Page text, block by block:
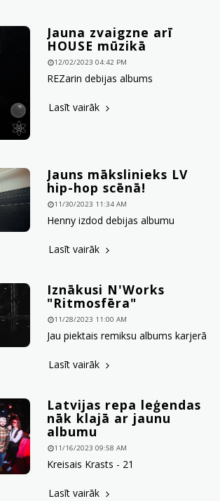
Jauna zvaigzne arī
HOUSE mūzikā
12/02/2023 04:42 PM
REZarin debijas albums
Lasīt vairāk
Jauns mākslinieks LV
hip-hop scēnā!
11/30/2023 11:34 AM
Henny izdod debijas albumu
Lasīt vairāk
Iznākusi N'Works
"Ritmosfēra"
11/28/2023 11:00 AM
Jau piektais remiksu albums karjerā
Lasīt vairāk
Latvijas repa leģendas
nāk klajā ar jaunu
albumu
11/16/2023 09:58 AM
Kreisais Krasts - 21
Lasīt vairāk